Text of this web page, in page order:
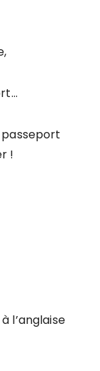
!
l’anglaise